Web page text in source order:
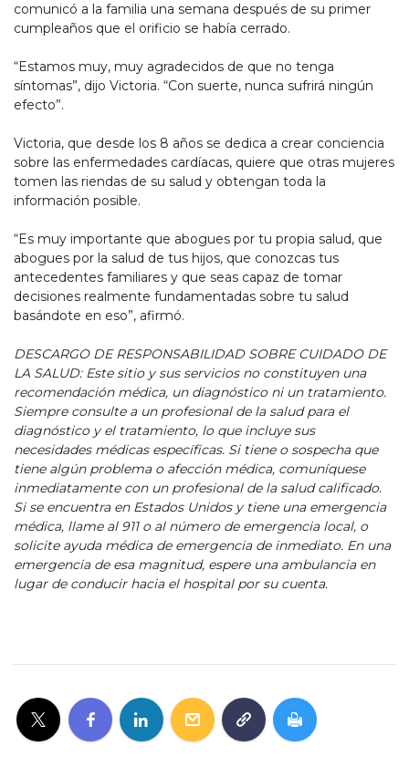
comunicó a la familia una semana después de su primer
cumpleaños que el orificio se había cerrado.
“Estamos muy, muy agradecidos de que no tenga
síntomas”, dijo Victoria. “Con suerte, nunca sufrirá ningún
efecto”.
Victoria, que desde los 8 años se dedica a crear conciencia
sobre las enfermedades cardíacas, quiere que otras mujeres
tomen las riendas de su salud y obtengan toda la
información posible.
“Es muy importante que abogues por tu propia salud, que
abogues por la salud de tus hijos, que conozcas tus
antecedentes familiares y que seas capaz de tomar
decisiones realmente fundamentadas sobre tu salud
basándote en eso”, afirmó.
DESCARGO DE RESPONSABILIDAD SOBRE CUIDADO DE
LA SALUD: Este sitio y sus servicios no constituyen una
recomendación médica, un diagnóstico ni un tratamiento.
Siempre consulte a un profesional de la salud para el
diagnóstico y el tratamiento, lo que incluye sus
necesidades médicas específicas. Si tiene o sospecha que
tiene algún problema o afección médica, comuníquese
inmediatamente con un profesional de la salud calificado.
Si se encuentra en Estados Unidos y tiene una emergencia
médica, llame al 911 o al número de emergencia local, o
solicite ayuda médica de emergencia de inmediato. En una
emergencia de esa magnitud, espere una ambulancia en
lugar de conducir hacia el hospital por su cuenta.